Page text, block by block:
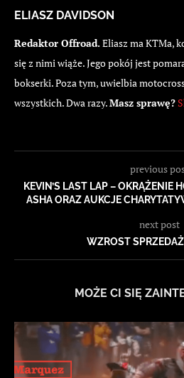
ELIASZ DAVIDSON
Redaktor Offroad.Eliasz ma KTMa,
się z nimi wiąże. Jego pokój jest
bokserki. Poza tym, uwielbia
wszystkich. Dwa razy.Masz sprawę?
previous
KEVIN’S LAST LAP – OKRĄŻENIE
ASHA ORAZ AUKCJE
next post
WZROST
MOŻE CI SIĘ